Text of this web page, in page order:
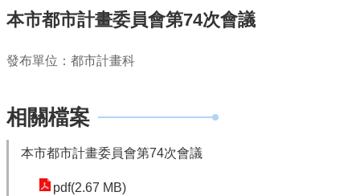
公
我
本市都市計畫委員會第74次會議
發布單位：都市計畫科
相關檔案
本市都市計畫委員會第74次會議
pdf(2.67 MB)